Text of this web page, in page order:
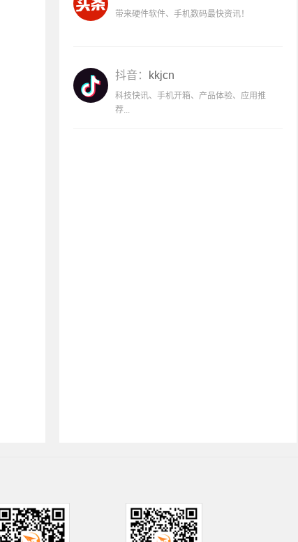
带来硬件软件、手机数码最快资讯！
抖音： kkjcn
科技快讯、手机开箱、产品体验、应用推
荐...